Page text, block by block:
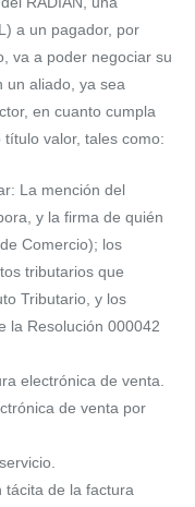
a un pagador, por
va a poder negociar su
un aliado, ya sea
en cuanto cumpla
valor, tales como:
La mención del
y la firma de quién
Comercio); los
tributarios que
Tributario, y los
la Resolución 000042
electrónica de venta.
de venta por
tácita de la factura